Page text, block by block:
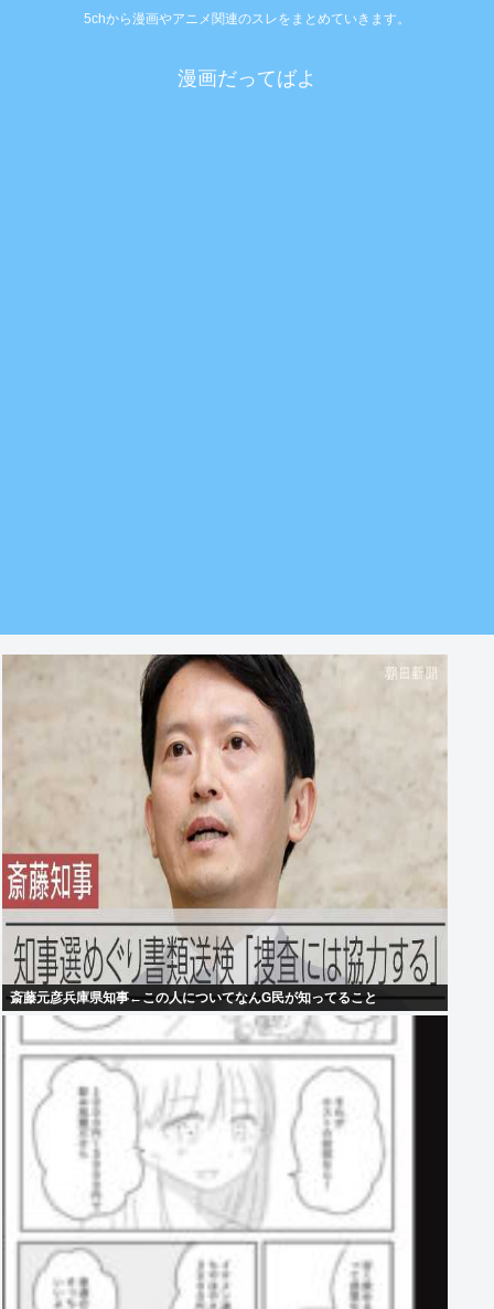
5chから漫画やアニメ関連のスレをまとめていきます。
漫画だってばよ
斎藤元彦兵庫県知事←この人についてなんG民が知ってること